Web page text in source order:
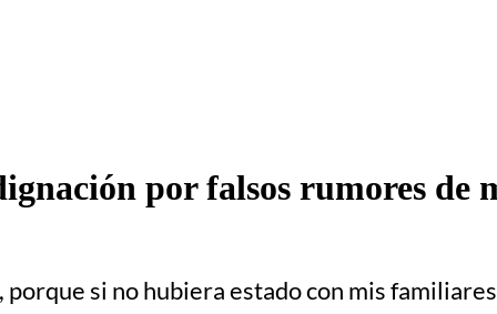
por falsos rumores de
si no hubiera estado con mis